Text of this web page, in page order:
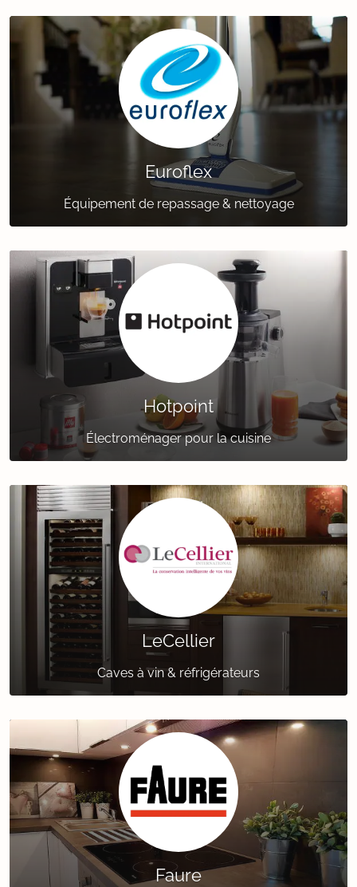
Euroflex
Équipement de repassage & nettoyage
Hotpoint
Électroménager pour la cuisine
LeCellier
Caves à vin & réfrigérateurs
Faure